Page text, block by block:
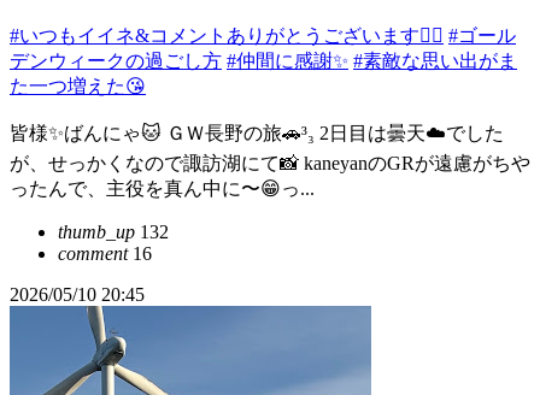
#いつもイイネ&コメントありがとうございます🙇‍♂️ #ゴール
デンウィークの過ごし方 #仲間に感謝✨ #素敵な思い出がま
た一つ増えた😘
皆様✨ばんにゃ🐱 ＧＷ長野の旅🚗³₃ 2日目は曇天☁️でした
が、せっかくなので諏訪湖にて📸 kaneyanのGRが遠慮がちや
ったんで、主役を真ん中に〜😁っ...
thumb_up 132
comment16
2026/05/10 20:45